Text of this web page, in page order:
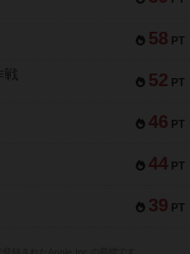
58 PT
52 PT
戦
46 PT
44 PT
39 PT